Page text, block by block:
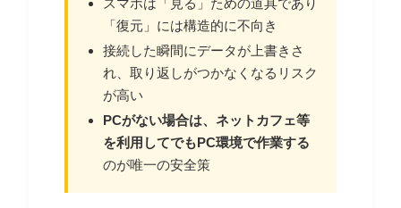
スマホは「見る」ための道具であり
「復元」には構造的に不向き
接続した瞬間にデータが上書きさ
れ、取り返しがつかなくなるリスク
が高い
PCがない場合は、ネットカフェ等
を利用してでもPC環境で作業する
のが唯一の安全策